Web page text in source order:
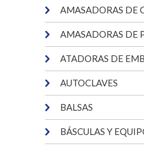
AMASADORAS DE
AMASADORAS DE
ATADORAS DE
AUTOCLAVES
BALSAS
BÁSCULAS Y